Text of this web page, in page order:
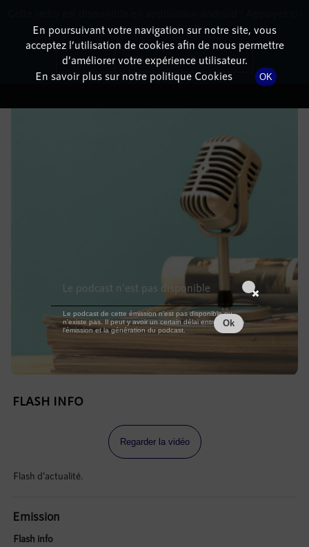
DÉTAILS DE L'ÉPISODE
28 novembre 2021à 12h59, durée : Invalid date
FLASH INFO
Regarder la vidéo
Flash d'actualité.
Emission
Flash info
En poursuivant votre navigation sur notre site, vous
acceptez l’utilisation de cookies afin de nous permettre
d’améliorer votre expérience utilisateur.
En savoir plus sur notre politique Cookies
OK
dessous pour l'installer.
Non merci Télécharger l'application
Le podcast n'est pas disponible
Le podcast de cette émission n'est pas disponible ou
n'existe pas. Il peut y avoir un certain délai entre la fin de
l'émission et la génération du podcast.
Ok